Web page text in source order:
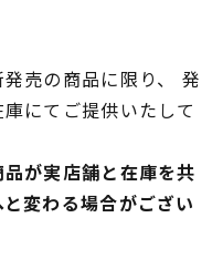
売の商品に限り、 発
にてご提供いたして
が実店舗と在庫を共
変わる場合がござい